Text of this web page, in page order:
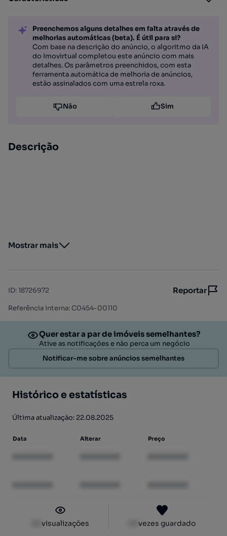
Preenchemos alguns detalhes em falta através de
melhorias automáticas (beta). É útil para si?
Com base na descrição do anúncio, o algoritmo da IA
do Imovirtual completou este anúncio com mais
detalhes. Os parâmetros preenchidos, com esta
ferramenta automática de melhoria de anúncios,
estão assinalados com uma estrela roxa.
Não Sim
Descrição
Mostrar mais
ID:18726972 Reportar
Referência interna: C0454-00110
Quer estar a par de imóveis semelhantes?
Ative as notificações e não perca um negócio
Notificar-me sobre anúncios semelhantes
Histórico e estatísticas
Última atualização: 22.08.2025
Data Alterar Preço
visualizações vezes guardado